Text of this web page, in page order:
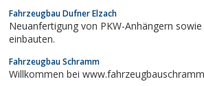
Fahrzeugbau Dufner Elzach
Neuanfertigung von PKW-Anhängern
einbauten.
Fahrzeugbau Schramm
Willkommen bei